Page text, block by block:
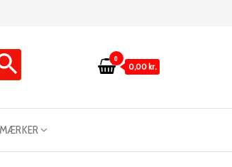
0
0,00 kr.
MÆRKER